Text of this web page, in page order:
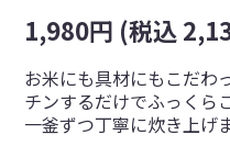
1,980円 (税込
お米にも具材にもこだわ
チンするだけでふっくら
一釜ずつ丁寧に炊き上げ